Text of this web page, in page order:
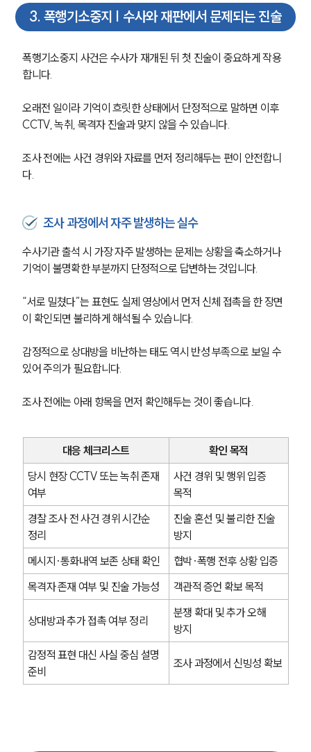
3. 폭행기소중지 | 수사와 재판에서 문제되는 진술
폭행기소중지 사건은 수사가 재개된 뒤 첫 진술이 중요하게 작용
합니다.
오래전 일이라 기억이 흐릿한 상태에서 단정적으로 말하면 이후
CCTV, 녹취, 목격자 진술과 맞지 않을 수 있습니다.
조사 전에는 사건 경위와 자료를 먼저 정리해두는 편이 안전합니
다.
조사 과정에서 자주 발생하는 실수
수사기관 출석 시 가장 자주 발생하는 문제는 상황을 축소하거나
기억이 불명확한 부분까지 단정적으로 답변하는 것입니다.
“서로 밀쳤다”는 표현도 실제 영상에서 먼저 신체 접촉을 한 장면
이 확인되면 불리하게 해석될 수 있습니다.
감정적으로 상대방을 비난하는 태도 역시 반성 부족으로 보일 수
있어 주의가 필요합니다.
조사 전에는 아래 항목을 먼저 확인해두는 것이 좋습니다.
대응 체크리스트
확인 목적
당시 현장 CCTV 또는 녹취 존재
여부
사건 경위 및 행위 입증
목적
경찰 조사 전 사건 경위 시간순
정리
진술 혼선 및 불리한 진술
방지
메시지·통화내역 보존 상태 확인
협박·폭행 전후 상황 입증
목격자 존재 여부 및 진술 가능성
객관적 증언 확보 목적
상대방과 추가 접촉 여부 정리
분쟁 확대 및 추가 오해
방지
감정적 표현 대신 사실 중심 설명
준비
조사 과정에서 신빙성 확보